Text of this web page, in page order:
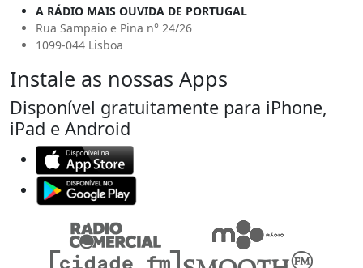
A RÁDIO MAIS OUVIDA DE PORTUGAL
Rua Sampaio e Pina n° 24/26
1099-044 Lisboa
Instale as nossas Apps
Disponível gratuitamente para iPhone,
iPad e Android